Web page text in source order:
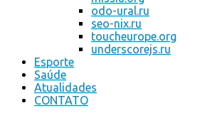
odo-ural.ru
seo-nix.ru
toucheurope.org
underscorejs.ru
Esporte
Saúde
Atualidades
CONTATO